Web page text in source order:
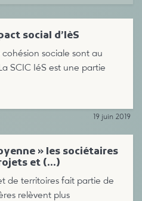
social d’IèS
sociale sont au
SCIC IéS est une partie
19 juin 2019
» les sociétaires
et (…)
de territoires fait partie de
relèvent plus